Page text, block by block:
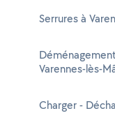
Serrures à
Varennes-lès-
Charger -